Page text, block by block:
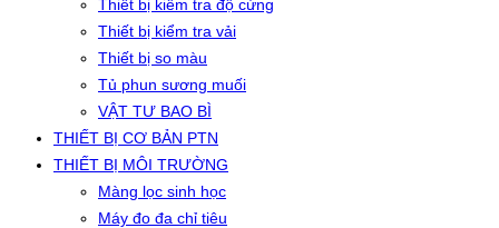
Thiết bị kiểm tra độ cứng
Thiết bị kiểm tra vải
Thiết bị so màu
Tủ phun sương muối
VẬT TƯ BAO BÌ
THIẾT BỊ CƠ BẢN PTN
THIẾT BỊ MÔI TRƯỜNG
Màng lọc sinh học
Máy đo đa chỉ tiêu